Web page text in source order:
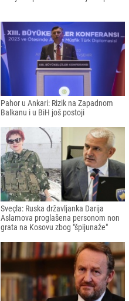
Pahor u Ankari: Rizik na Zapadnom
Balkanu i u BiH još postoji
Sveçla: Ruska državljanka Darija
Aslamova proglašena personom non
grata na Kosovu zbog "špijunaže"